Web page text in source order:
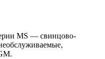
MS — свинцово-